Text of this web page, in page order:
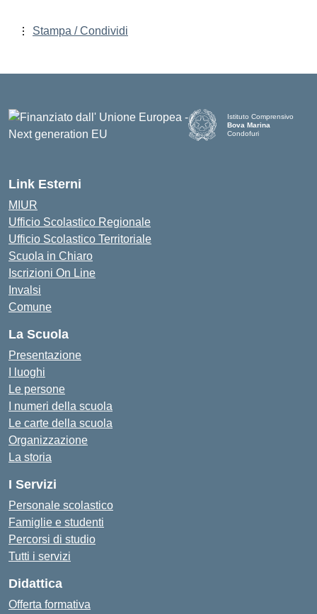
Stampa / Condividi
Istituto Comprensivo
Bova Marina
Condofuri
Link Esterni
MIUR
Ufficio Scolastico Regionale
Ufficio Scolastico Territoriale
Scuola in Chiaro
Iscrizioni On Line
Invalsi
Comune
La Scuola
Presentazione
I luoghi
Le persone
I numeri della scuola
Le carte della scuola
Organizzazione
La storia
I Servizi
Personale scolastico
Famiglie e studenti
Percorsi di studio
Tutti i servizi
Didattica
Offerta formativa